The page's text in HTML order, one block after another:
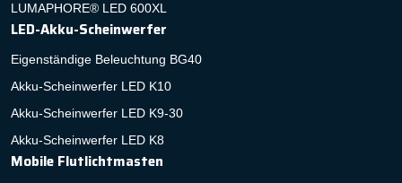
LUMAPHORE® LED 600XL
LED-Akku-Scheinwerfer
Eigenständige Beleuchtung BG40
Akku-Scheinwerfer LED K10
Akku-Scheinwerfer LED K9-30
Akku-Scheinwerfer LED K8
Mobile Flutlichtmasten